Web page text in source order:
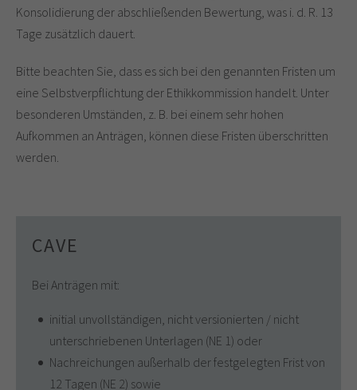
Konsolidierung der abschließenden Bewertung, was i. d. R. 13
Tage zusätzlich dauert.
Bitte beachten Sie, dass es sich bei den genannten Fristen um
eine Selbstverpflichtung der Ethikkommission handelt. Unter
besonderen Umständen, z. B. bei einem sehr hohen
Aufkommen an Anträgen, können diese Fristen überschritten
werden.
CAVE
Bei Anträgen mit:
initial unvollständigen, nicht versionierten / nicht
unterschriebenen Unterlagen (NE 1) oder
Nachreichungen außerhalb der festgelegten Frist von
12 Tagen (NE 2) sowie